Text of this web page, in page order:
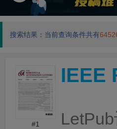
搜索结果：当前查询条件共有
#1
IEEE